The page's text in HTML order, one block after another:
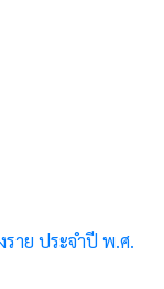
ราย ประจำปี พ.ศ.